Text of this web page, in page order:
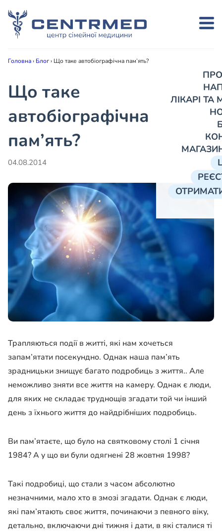
ЛІКАРІ
Головна› Блог› Що таке автобіографічна пам’ять?
Що таке
автобіографічна
пам’ять?
04.08.2014
Трапляються події в житті, які нам хочеться
запам’ятати посекундно. Однак наша пам’ять
зрадницьки знищує багато подробиць з життя.. Але
неможливо зняти все життя на камеру. Однак є люди,
для яких не складає труднощів згадати той чи інший
день з їхнього життя до найдрібніших подробиць.
Ви пам’ятаєте, що було на святковому столі 1 січня
1984? А у що ви були одягнені 28 жовтня 1998?
Такі подробиці, що стали з часом абсолютно
незначними, мало хто в змозі згадати. Однак є люди,
які пам’ятають своє життя, починаючи з певного віку,
детально, включаючи дні тижня і дати, в які сталися ті